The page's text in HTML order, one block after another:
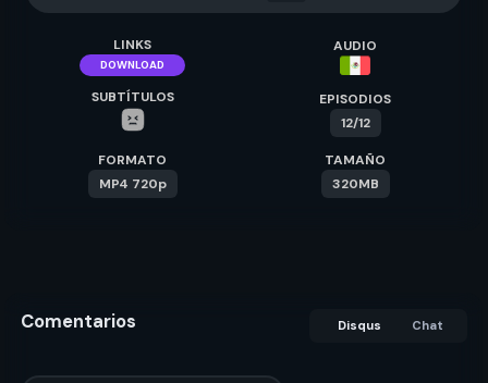
LINKS
DOWNLOAD
AUDIO
SUBTÍTULOS
EPISODIOS
12/12
FORMATO
MP4 720p
TAMAÑO
320MB
Comentarios Disqus Chat